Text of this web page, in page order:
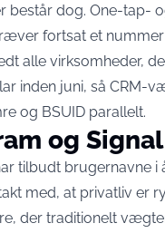
består dog. One-tap-
fortsat et
alle virksomheder,
inden juni, så CRM-
og BSUID parallelt.
og
tilbudt brugernavne i
med, at privatliv er
der traditionelt